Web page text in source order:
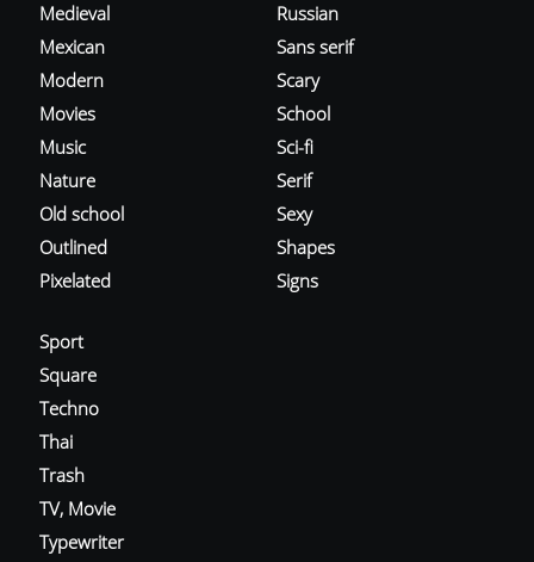
Medieval
Mexican
Modern
Movies
Music
Nature
Old school
Outlined
Pixelated
Russian
Sans serif
Scary
School
Sci-fi
Serif
Sexy
Shapes
Signs
Sport
Square
Techno
Thai
Trash
TV, Movie
Typewriter